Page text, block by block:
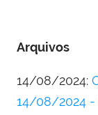
Arquivos
14/08/2024:
14/08/2024 -